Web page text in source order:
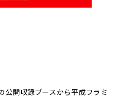
公開収録ブースから平成フラミ